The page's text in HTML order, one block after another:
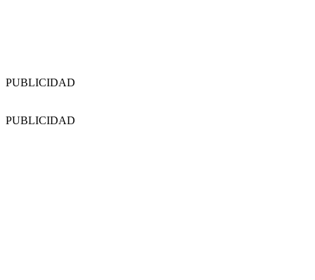
PUBLICIDAD
PUBLICIDAD